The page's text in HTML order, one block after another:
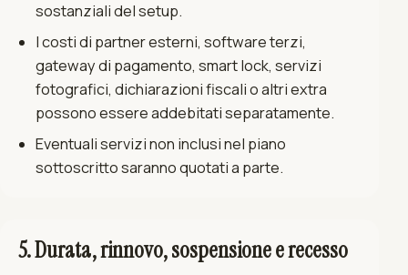
sostanziali del setup.
I costi di partner esterni, software terzi,
gateway di pagamento, smart lock, servizi
fotografici, dichiarazioni fiscali o altri extra
possono essere addebitati separatamente.
Eventuali servizi non inclusi nel piano
sottoscritto saranno quotati a parte.
5. Durata, rinnovo, sospensione e recesso